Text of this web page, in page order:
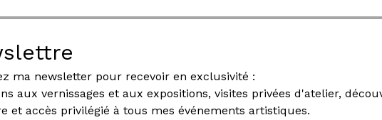
aux vernissages et aux expositions, visites privées d'atelier,
et accès privilégié à tous mes événements artistiques.